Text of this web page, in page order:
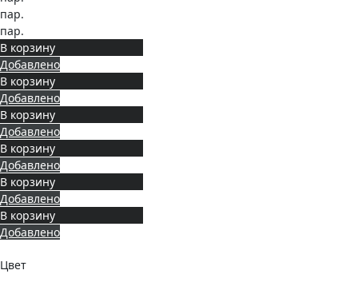
пар.
пар.
В корзину
Добавлено
В корзину
Добавлено
В корзину
Добавлено
В корзину
Добавлено
В корзину
Добавлено
В корзину
Добавлено
Цвет